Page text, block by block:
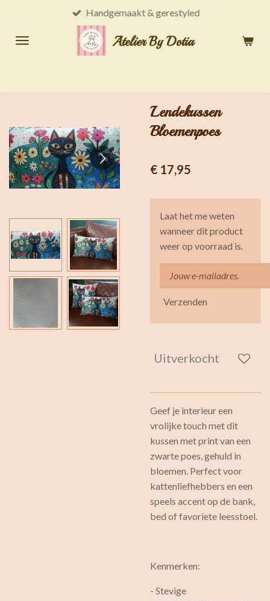
naar
Atelier By Dotia
Handgemaakt & gerestyled
Lendekussen
Bloemenpoes
€ 17,95
Laat het me weten
wanneer dit product
weer op voorraad is.
Verzenden
Uitverkocht
Geef je interieur een
vrolijke touch met dit
kussen met print van een
zwarte poes, gehuld in
bloemen. Perfect voor
kattenliefhebbers en een
speels accent op de bank,
bed of favoriete leesstoel.
Kenmerken:
- Stevige